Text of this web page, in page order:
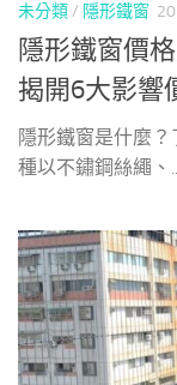
未分類/ 隱形鐵窗
隱形鐵窗價
揭開6大影響
隱形鐵窗是什麼
種以不鏽鋼絲繩、